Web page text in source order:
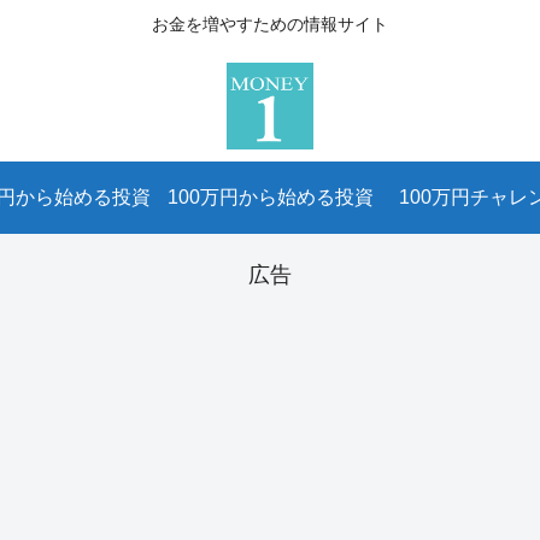
お金を増やすための情報サイト
から始める投資 100万円から始める投資 100万円チャレ
広告